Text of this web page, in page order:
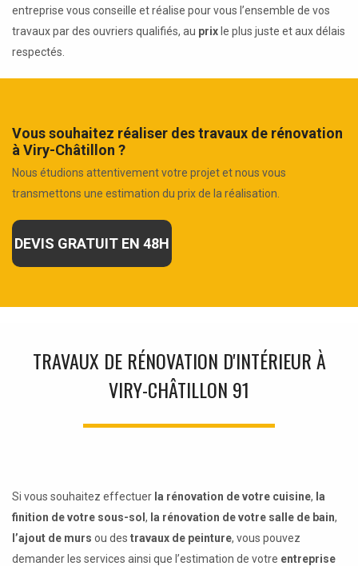
entreprise vous conseille et réalise pour vous l’ensemble de vos
travaux par des ouvriers qualifiés, au prix le plus juste et aux délais
respectés.
Vous souhaitez réaliser des travaux de rénovation
à Viry-Châtillon ?
Nous étudions attentivement votre projet et nous vous
transmettons une estimation du prix de la réalisation.
DEVIS GRATUIT EN 48H
TRAVAUX DE RÉNOVATION D'INTÉRIEUR À
VIRY-CHÂTILLON 91
Si vous souhaitez effectuer la rénovation de votre cuisine, la
finition de votre sous-sol , la rénovation de votre salle de bain,
l’ajout de murs ou des travaux de peinture, vous pouvez
demander les services ainsi que l’estimation de votre entreprise